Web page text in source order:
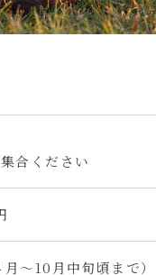
合ください
～10月中旬頃まで）